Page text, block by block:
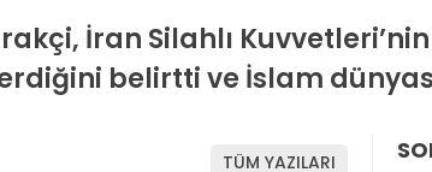
İran Silahlı
belirtti ve İslam
TÜM YAZILARI